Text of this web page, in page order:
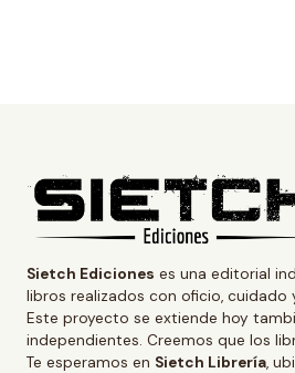
Sietch Ediciones es una editorial
libros realizados con oficio,
Este proyecto se extiende hoy
independientes. Creemos que los
Te esperamos en Sietch Librería,